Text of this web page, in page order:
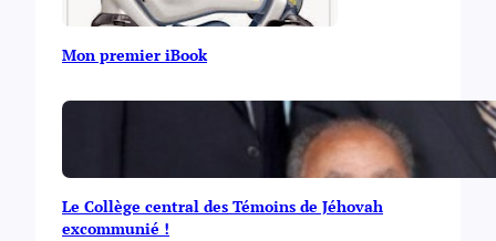
Mon premier iBook
Le Collège central des Témoins de Jéhovah
excommunié !